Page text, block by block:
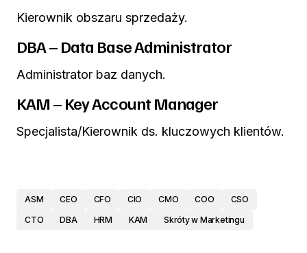
Kierownik obszaru sprzedaży.
DBA – Data Base Administrator
Administrator baz danych.
KAM – Key Account Manager
Specjalista/Kierownik ds. kluczowych klientów.
ASM CEO CFO CIO CMO COO
CSO
CTO
DBA HRM KAM Skróty w Marketingu